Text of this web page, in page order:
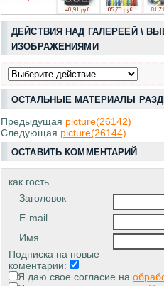
ДЕЙСТВИЯ НАД ГАЛЕРЕЕЙ \
ИЗОБРАЖЕНИЯМИ
ОСТАЛЬНЫЕ МАТЕРИАЛЫ
Предыдущая picture(26142)
Следующая picture(26144)
ОСТАВИТЬ КОММЕНТАРИЙ
как гость
Заголовок
E-mail
Имя
Подписка на новые
коментарии:
Я даю свое согласие на